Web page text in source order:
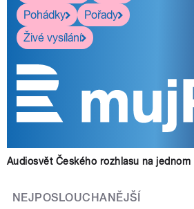
Pohádky
Pořady
Živé vysílání
Audiosvět Českého rozhlasu na jednom
NEJPOSLOUCHANĚJŠÍ